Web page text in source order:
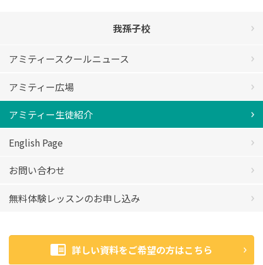
我孫子校
アミティースクールニュース
アミティー広場
アミティー生徒紹介
English Page
お問い合わせ
無料体験レッスンのお申し込み
詳しい資料をご希望の方はこちら